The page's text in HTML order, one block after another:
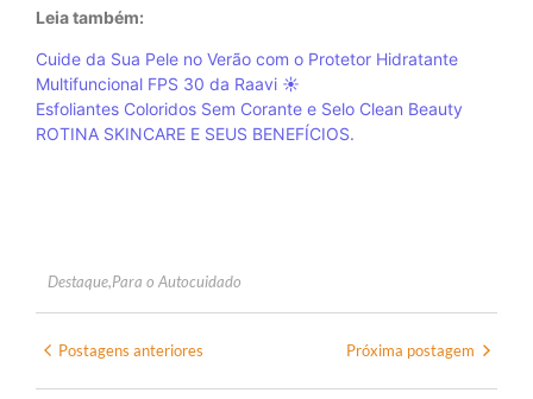
Leia também:
Cuide da Sua Pele no Verão com o Protetor Hidratante
Multifuncional FPS 30 da Raavi ☀️
Esfoliantes Coloridos Sem Corante e Selo Clean Beauty
ROTINA SKINCARE E SEUS BENEFÍCIOS.
Destaque,Para o Autocuidado
Postagens anteriores Próxima postagem